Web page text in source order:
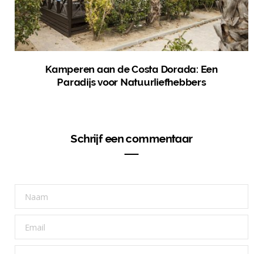
Kamperen aan de Costa Dorada: Een
Paradijs voor Natuurliefhebbers
Schrijf een commentaar